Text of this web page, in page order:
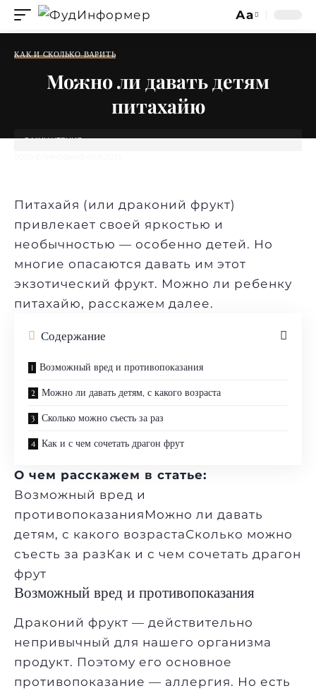
Изменение
Аа
КАК И СКОЛЬКО ВАРИТЬ
Можно ли давать детям
питахайю
3 МИН ЧТЕНИЯ
Питахайя (или драконий фрукт)
привлекает своей яркостью и
необычностью — особенно детей. Но
многие опасаются давать им этот
экзотический фрукт. Можно ли ребенку
питахайю, расскажем далее.
Содержание
Возможный вред и противопоказания
Можно ли давать детям, с какого возраста
Сколько можно съесть за раз
Как и с чем сочетать драгон фрут
О чем расскажем в статье:
Возможный вред и
противопоказанияМожно ли давать
детям, с какого возрастаСколько можно
съесть за разКак и с чем сочетать драгон
фрут
Возможный вред и противопоказания
Драконий фрукт — действительно
непривычный для нашего организма
продукт. Поэтому его основное
противопоказание — аллергия. Но есть